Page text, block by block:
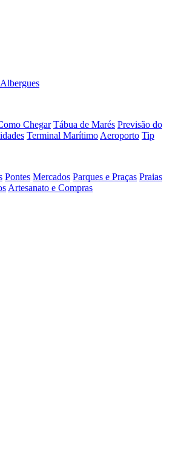
Albergues
Chegar Tábua de Marés Previsão do
Terminal Marítimo Aeroporto Tip
Pontes Mercados Parques e Praças Praias
Artesanato e Compras